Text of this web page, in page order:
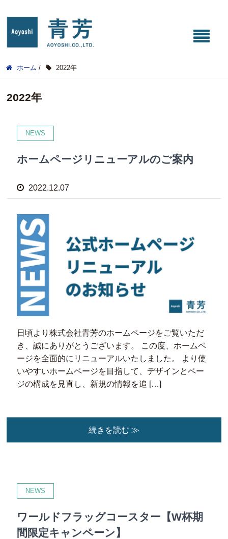
ホーム / 2022年
2022年
NEWS
ホームページリニューアルのご案内
2022.12.07
日頃より株式会社青芳のホームページをご覧いただ
き、誠にありがとうございます。 この度、ホームペ
ージを全面的にリニューアルいたしました。 より使
いやすいホームページを目指して、デザインとペー
ジの構成を見直し、新規の情報を追 […]
続きを読む ≫
NEWS
ワールドフラッグコースター【W杯期
間限定キャンペーン】